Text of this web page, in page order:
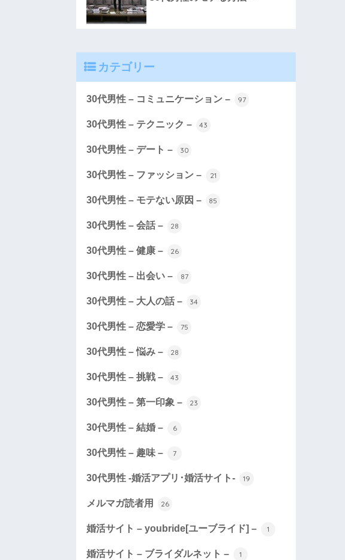
カテゴリー
30代男性 – コミュニケーション – 97
30代男性 – テクニック – 43
30代男性 – デート – 30
30代男性 – ファッション – 21
30代男性 – モテない原因 – 85
30代男性 – 会話 – 28
30代男性 – 健康 – 26
30代男性 – 出会い – 87
30代男性 – 大人の話 – 34
30代男性 – 恋愛学 – 75
30代男性 – 悩み – 28
30代男性 – 挑戦 – 43
30代男性 – 第一印象 – 23
30代男性 – 結婚 – 6
30代男性 – 趣味 – 7
30代男性 -婚活アプリ･婚活サイト- 19
メルマガ読者用 26
婚活サイト – youbride[ユーブライド] – 1
婚活サイト – ブライダルネット – 1